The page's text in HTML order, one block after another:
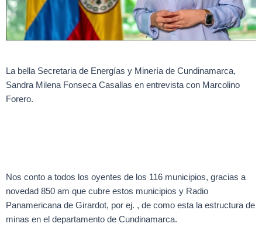
La bella Secretaria de Energías y Minería de Cundinamarca,
Sandra Milena Fonseca Casallas en entrevista con Marcolino
Forero.
Nos conto a todos los oyentes de los 116 municipios, gracias a
novedad 850 am que cubre estos municipios y Radio
Panamericana de Girardot, por ej. , de como esta la estructura de
minas en el departamento de Cundinamarca.